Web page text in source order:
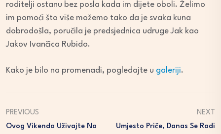
roditelji ostanu bez posla kada im dijete oboli. Želimo
im pomoći što više možemo tako da je svaka kuna
dobrodošla, poručila je predsjednica udruge Jak kao
Jakov Ivančica Rubido.
Kako je bilo na promenadi, pogledajte u galeriji.
PREVIOUS
Ovog Vikenda Uživajte Na
NEXT
Umjesto Priče, Danas Se Radi